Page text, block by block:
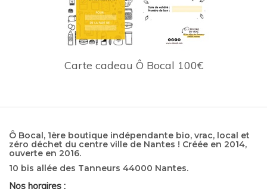
Carte cadeau Ô Bocal 100€
Ô Bocal, 1ère boutique indépendante bio, vrac, local et
zéro déchet du centre ville de Nantes ! Créée en 2014,
ouverte en 2016.
10 bis allée des Tanneurs 44000 Nantes.
Nos horaires :